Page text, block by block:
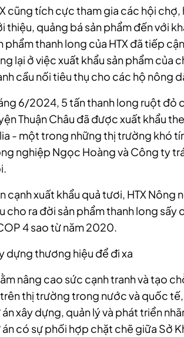
cũng tích cực tham gia các hội
thiệu, quảng bá sản phẩm đến với
phẩm thanh long của HTX đã tiếp
lại ở việc xuất khẩu sản phẩm của
cầu nối tiêu thụ cho các hộ nông
6/2024, 5 tấn thanh long ruột đỏ
Thuận Châu đã được xuất khẩu
- một trong những thị trường khó
nghiệp Ngọc Hoàng và Công ty
cạnh xuất khẩu quả tươi, HTX
cho ra đời sản phẩm thanh long
4 sao từ năm 2020.
dựng thương hiệu để đi xa
nâng cao sức cạnh tranh và tạo
thị trường trong nước và quốc
án xây dựng, quản lý và phát triển
án có sự phối hợp chặt chẽ giữa Sở